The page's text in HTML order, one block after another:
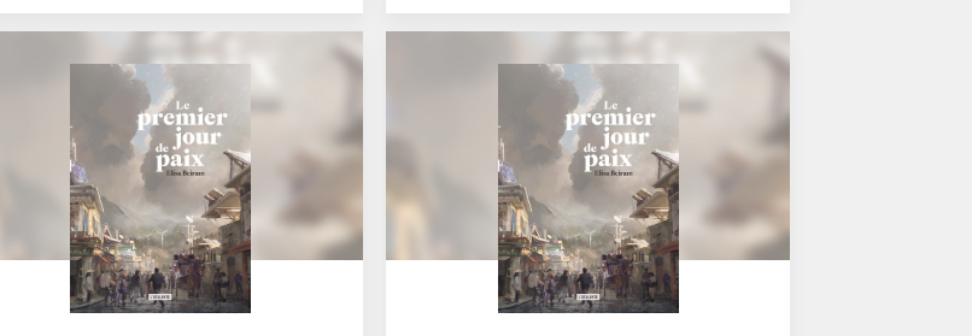
villes mortes et d’océan sauvage, une lueur
d'espoir surgit. L'histoire suit trois
émissaires, bâtons de paroles et négociateurs
pour la paix universelle, alors qu'ils
parcourent le globe vers le rivage, vers le
monde, vers les étoiles, risquant leur...